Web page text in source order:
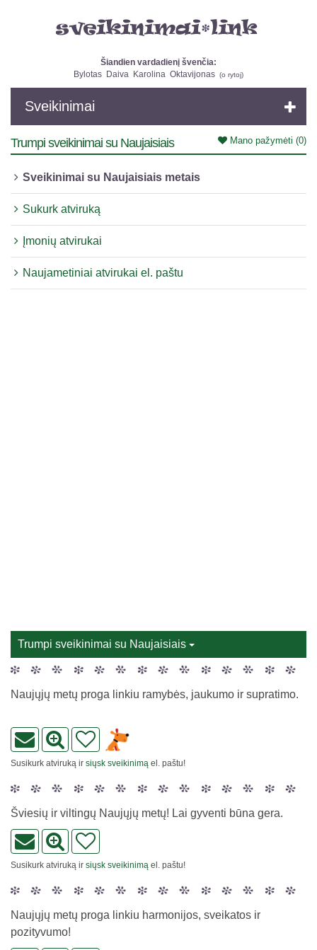
Šiandien vardadienį švenčia:
Bylotas Daiva Karolina Oktavijonas (o rytoj)
Sveikinimai
Mano pažymėti (0)
Trumpi sveikinimai su Naujaisiais
Sveikinimai su Naujaisiais metais
Sukurk atviruką
Įmonių atvirukai
Naujametiniai atvirukai el. paštu
Trumpi sveikinimai su Naujaisiais
Naujųjų metų proga linkiu ramybės, jaukumo ir supratimo.
Susikurk atviruką ir siųsk sveikinimą el. paštu!
Šviesių ir viltingų Naujųjų metų! Lai gyventi būna gera.
Susikurk atviruką ir siųsk sveikinimą el. paštu!
Naujųjų metų proga linkiu harmonijos, sveikatos ir
pozityvumo!